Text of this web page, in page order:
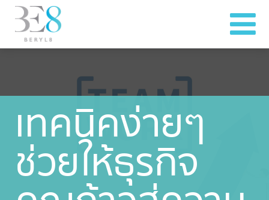
เทคนิคง่ายๆ
ช่วยให้ธุรกิจ